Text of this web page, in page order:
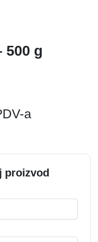
500 g
a
proizvod